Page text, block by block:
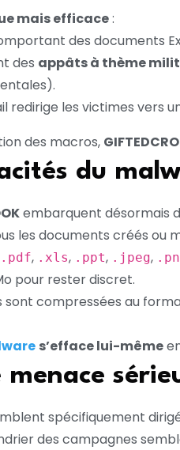
mais efficace:
des documents
des appâts à thème
redirige les victimes vers
des macros,
du
embarquent désormais
les documents créés ou
.pdf, .xls, .ppt, .jpeg,
pour rester discret.
sont compressées au
s’efface lui-même
menace
spécifiquement
des campagnes